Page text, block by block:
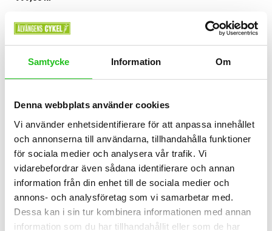
Samtycke Information Om
Denna webbplats använder cookies
Vi använder enhetsidentifierare för att anpassa innehållet
och annonserna till användarna, tillhandahålla funktioner
för sociala medier och analysera vår trafik. Vi
vidarebefordrar även sådana identifierare och annan
information från din enhet till de sociala medier och
annons- och analysföretag som vi samarbetar med.
Dessa kan i sin tur kombinera informationen med annan
information som du har tillhandahållit eller som de har